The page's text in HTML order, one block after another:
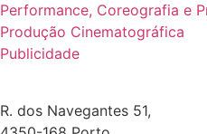
Performance, Coreografia e
Produção Cinematográfica
Publicidade
R. dos Navegantes 51,